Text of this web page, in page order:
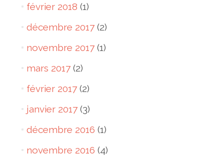
février 2018 (1)
décembre 2017(2)
novembre 2017(1)
mars 2017(2)
février 2017(2)
janvier 2017(3)
décembre 2016 (1)
novembre 2016 (4)